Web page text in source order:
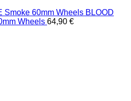
BLOOD
Wheels 64,90 €